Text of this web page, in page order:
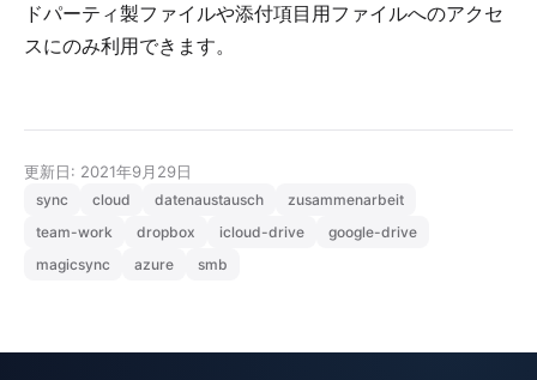
ドパーティ製ファイルや添付項目用ファイルへのアクセ
スにのみ利用できます。
更新日: 2021年9月29日
sync cloud datenaustausch
zusammenarbeit
team-work
dropbox icloud-drive
google-drive
magicsync
azure smb